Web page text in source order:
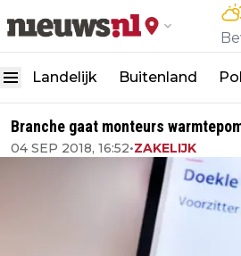
Landelijk Buitenland
Branche gaat monteurs
04 SEP 2018, 16:52•ZAKELIJK